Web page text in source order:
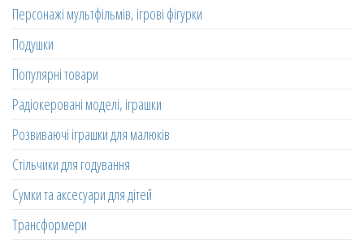
Персонажі мультфільмів, ігрові фігурки
Подушки
Популярні товари
Радіокеровані моделі, іграшки
Розвиваючі іграшки для малюків
Стільчики для годування
Сумки та аксесуари для дітей
Трансформери